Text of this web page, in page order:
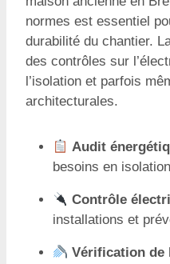
normes est essentiel
durabilité du chantier.
des contrôles sur
l’isolation et parfois
architecturales.
Audit
besoins en
Contrôle
installations et
Vérification de